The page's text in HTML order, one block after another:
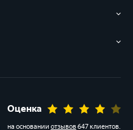
Оценка
на основании отзывов647 клиентов.